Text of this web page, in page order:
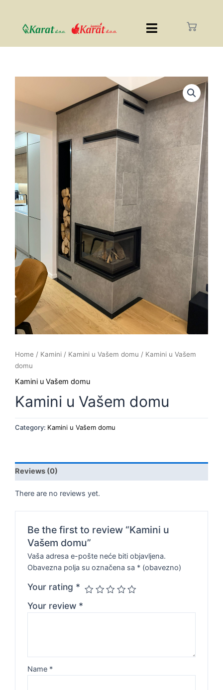
Home / Kamini / Kamini u Vašem domu / Kamini u Vašem
domu
Kamini u Vašem domu
Kamini u Vašem domu
Category: Kamini u Vašem domu
Reviews (0)
There are no reviews yet.
Be the first to review “Kamini u
Vašem domu”
Vaša adresa e-pošte neće biti objavljena.
Obavezna polja su označena sa * (obavezno)
Your rating *
Your review *
Name *